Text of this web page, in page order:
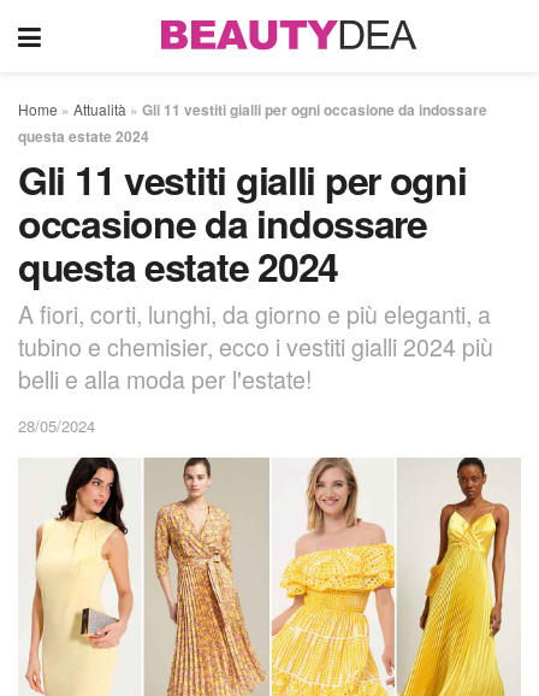
Home » Attualità » Gli 11 vestiti gialli per ogni occasione da indossare
questa estate 2024
Gli 11 vestiti gialli per ogni
occasione da indossare
questa estate 2024
A fiori, corti, lunghi, da giorno e più eleganti, a
tubino e chemisier, ecco i vestiti gialli 2024 più
belli e alla moda per l'estate!
28/05/2024